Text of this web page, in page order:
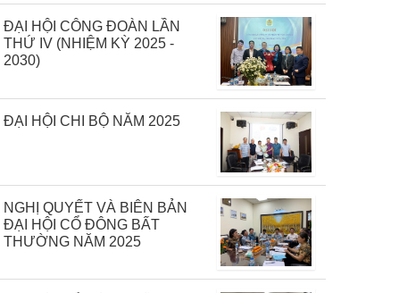
ĐẠI HỘI CÔNG ĐOÀN LẦN
THỨ IV (NHIỆM KỲ 2025 -
2030)
ĐẠI HỘI CHI BỘ NĂM 2025
NGHỊ QUYẾT VÀ BIÊN BẢN
ĐẠI HỘI CỔ ĐÔNG BẤT
THƯỜNG NĂM 2025